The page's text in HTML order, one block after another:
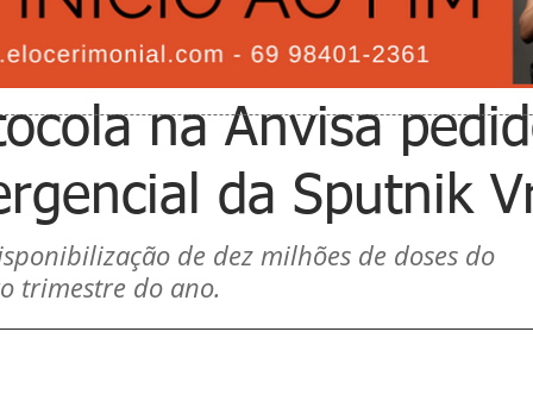
na Anvisa
da Sputnik
de dez milhões de doses do
trimestre do ano.